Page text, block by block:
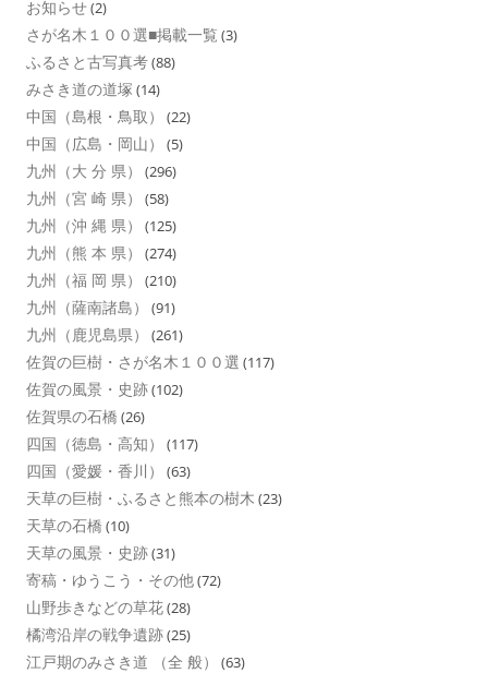
お知らせ(2)
さが名木１００選■掲載一覧 (3)
ふるさと古写真考(88)
みさき道の道塚 (14)
中国（島根・鳥取） (22)
中国（広島・岡山） (5)
九州（大 分 県） (296)
九州（宮 崎 県） (58)
九州（沖 縄 県） (125)
九州（熊 本 県） (274)
九州（福 岡 県） (210)
九州（薩南諸島） (91)
九州（鹿児島県） (261)
佐賀の巨樹・さが名木１００選 (117)
佐賀の風景・史跡(102)
佐賀県の石橋 (26)
四国（徳島・高知） (117)
四国（愛媛・香川） (63)
天草の巨樹・ふるさと熊本の樹木 (23)
天草の石橋 (10)
天草の風景・史跡(31)
寄稿・ゆうこう・その他(72)
山野歩きなどの草花(28)
橘湾沿岸の戦争遺跡(25)
江戸期のみさき道 （全 般） (63)